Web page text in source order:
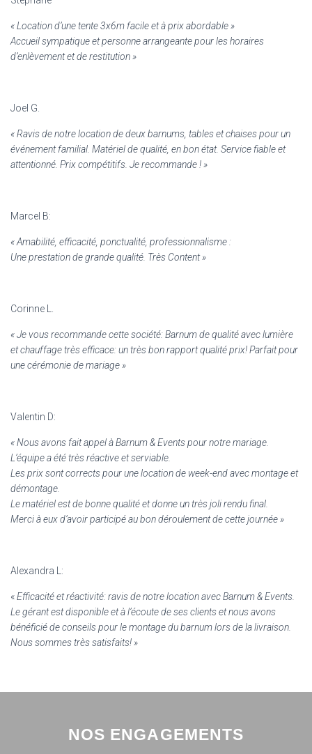
«Location d’une tente 3x6m facile et à prix abordable »
Accueil sympatique et personne arrangeante pour les horaires
d’enlèvement et de restitution »
Joel G.
« Ravis de notre location de deux barnums, tables et chaises pour un
événement familial. Matériel de qualité, en bon état. Service fiable et
attentionné. Prix compétitifs. Je recommande ! »
Marcel B:
« Amabilité, efficacité, ponctualité, professionnalisme :
Une prestation de grande qualité. Très Content »
Corinne L.
« Je vous recommande cette société: Barnum de qualité avec lumière
et chauffage très efficace: un très bon rapport qualité prix! Parfait pour
une cérémonie de mariage »
Valentin D:
« Nous avons fait appel à Barnum & Events pour notre mariage.
L’équipe a été très réactive et serviable.
Les prix sont corrects pour une location de week-end avec montage et
démontage.
Le matériel est de bonne qualité et donne un très joli rendu final.
Merci à eux d’avoir participé au bon déroulement de cette journée »
Alexandra L:
«Efficacité et réactivité: ravis de notre location avec Barnum & Events.
Le gérant est disponible et à l’écoute de ses clients et nous avons
bénéficié de conseils pour le montage du barnum lors de la livraison.
Nous sommes très satisfaits! »
NOS ENGAGEMENTS